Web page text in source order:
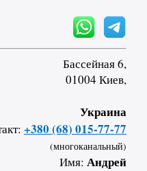
Бассейная 6,
01004 Киев,
Украина
+380 (68) 015-77-77
(многоканальный)
Имя: Андрей